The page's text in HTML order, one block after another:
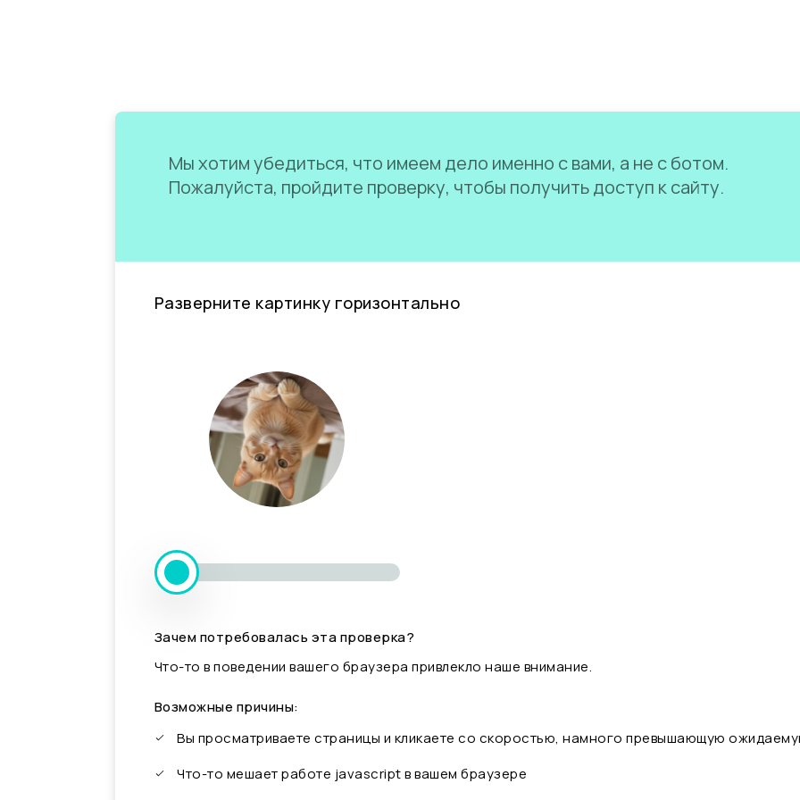
Мы хотим убедиться, что имеем дело именно с вами, а не с ботом.
Пожалуйста, пройдите проверку, чтобы получить доступ к сайту.
Разверните картинку горизонтально
Зачем потребовалась эта проверка?
Что-то в поведении вашего браузера привлекло наше внимание.
Возможные причины:
Вы просматриваете страницы и кликаете со скоростью, намного превышающую
Что-то мешает работе javascript в вашем браузере